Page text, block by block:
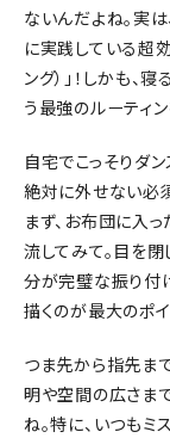
ないんだよね。実
に実践している超
ング）」！しかも
う最強のルーティ
自宅でこっそりダ
絶対に外せない必
まず、お布団に入
流してみて。目を
分が完璧な振り付
描くのが最大のポイ
つま先から指先ま
明や空間の広さま
ね。特に、いつもミ